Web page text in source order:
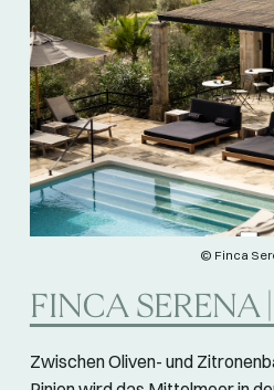
© Finca
FINCA SERENA
Zwischen Oliven- und